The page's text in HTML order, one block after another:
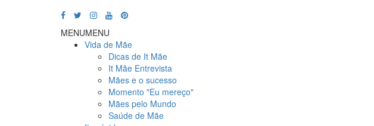
MENUMENU
Vida de Mãe
Dicas de It Mãe
It Mãe Entrevista
Mães e o sucesso
Momento "Eu mereço"
Mães pelo Mundo
Saúde de Mãe